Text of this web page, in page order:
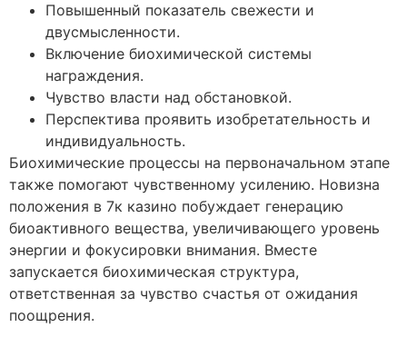
Повышенный показатель свежести и
двусмысленности.
Включение биохимической системы
награждения.
Чувство власти над обстановкой.
Перспектива проявить изобретательность и
индивидуальность.
Биохимические процессы на первоначальном этапе
также помогают чувственному усилению. Новизна
положения в 7к казино побуждает генерацию
биоактивного вещества, увеличивающего уровень
энергии и фокусировки внимания. Вместе
запускается биохимическая структура,
ответственная за чувство счастья от ожидания
поощрения.